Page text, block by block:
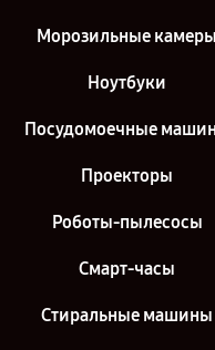
Морозильные камеры
Ноутбуки
Посудомоечные
Проекторы
Роботы-пылесосы
Смарт-часы
Стиральные машины